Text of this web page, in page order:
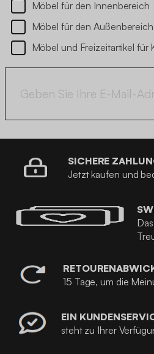
Möbel für den Innenbereich
Möbel für den Außenbereich
Möbel und Freizeitartikel für
SICHERE
Jetzt kaufen und
15 Tage, um die
EIN
steht zu Ihrer